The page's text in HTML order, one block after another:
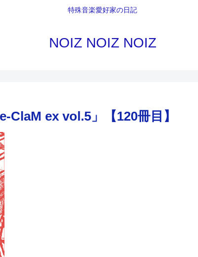
特殊音楽愛好家の日記
NOIZ NOIZ NOIZ
ex vol.5」【120冊目】